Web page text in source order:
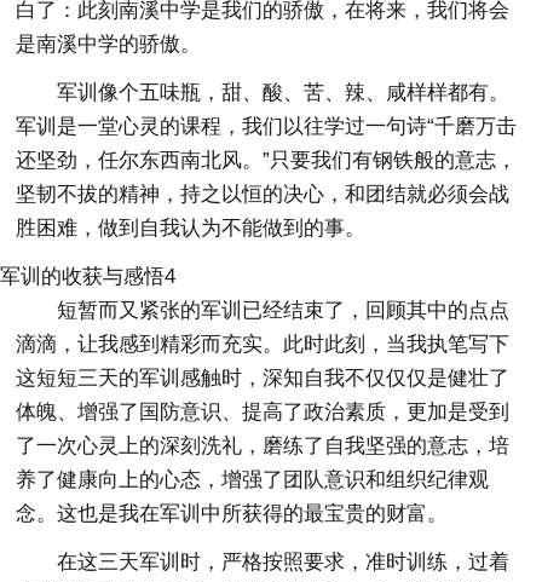
白了：此刻南溪中学是我们的骄傲，在将来，我们将会
是南溪中学的骄傲。
军训像个五味瓶，甜、酸、苦、辣、咸样样都有。
军训是一堂心灵的课程，我们以往学过一句诗“千磨万击
还坚劲，任尔东西南北风。”只要我们有钢铁般的意志，
坚韧不拔的精神，持之以恒的决心，和团结就必须会战
胜困难，做到自我认为不能做到的事。
军训的收获与感悟4
短暂而又紧张的军训已经结束了，回顾其中的点点
滴滴，让我感到精彩而充实。此时此刻，当我执笔写下
这短短三天的军训感触时，深知自我不仅仅仅是健壮了
体魄、增强了国防意识、提高了政治素质，更加是受到
了一次心灵上的深刻洗礼，磨练了自我坚强的意志，培
养了健康向上的心态，增强了团队意识和组织纪律观
念。这也是我在军训中所获得的最宝贵的财富。
在这三天军训时，严格按照要求，准时训练，过着